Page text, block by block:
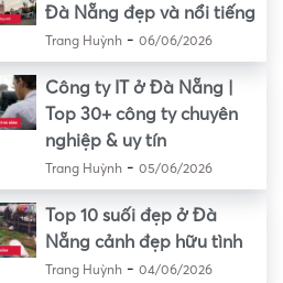
Đà Nẵng đẹp và nổi tiếng
Trang Huỳnh- 06/06/2026
Công ty IT ở Đà Nẵng |
Top 30+ công ty chuyên
nghiệp & uy tín
Trang Huỳnh- 05/06/2026
Top 10 suối đẹp ở Đà
Nẵng cảnh đẹp hữu tình
Trang Huỳnh- 04/06/2026